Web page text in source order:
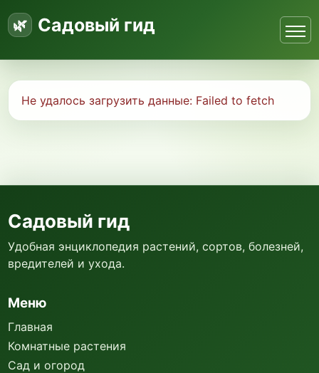
Садовый гид
Не удалось загрузить данные: Failed to fetch
Садовый гид
Удобная энциклопедия растений, сортов, болезней,
вредителей и ухода.
Меню
Главная
Комнатные растения
Сад и огород